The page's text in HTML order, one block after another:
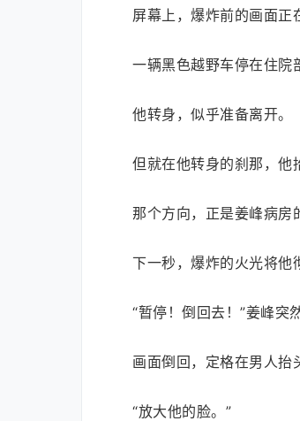
屏幕上，爆炸前的画面正
一辆黑色越野车停在住院
他转身，似乎准备离开。
但就在他转身的刹那，他
那个方向，正是姜峰病房
下一秒，爆炸的火光将他
“暂停！倒回去！”姜峰突
画面倒回，定格在男人抬
“放大他的脸。”